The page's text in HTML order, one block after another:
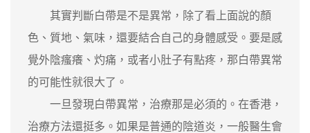
其實判斷白帶是不是異常，除了看上面說的顏
色、質地、氣味，還要結合自己的身體感受。要是感
覺外陰瘙癢、灼痛，或者小肚子有點疼，那白帶異常
的可能性就很大了。
一旦發現白帶異常，治療那是必須的。在香港，
治療方法還挺多。如果是普通的陰道炎，一般醫生會